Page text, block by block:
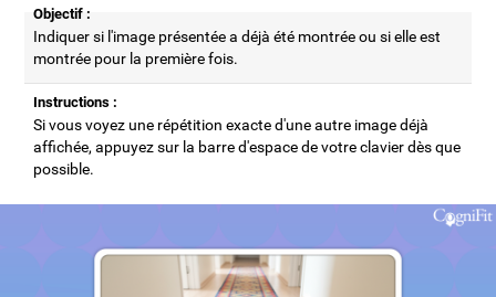
Objectif :
Indiquer si l'image présentée a déjà été montrée ou si elle est
montrée pour la première fois.
Instructions :
Si vous voyez une répétition exacte d'une autre image déjà
affichée, appuyez sur la barre d'espace de votre clavier dès que
possible.